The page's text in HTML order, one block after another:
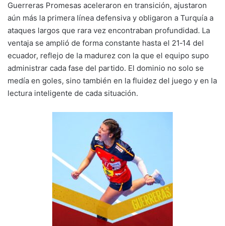
Guerreras Promesas aceleraron en transición, ajustaron
aún más la primera línea defensiva y obligaron a Turquía a
ataques largos que rara vez encontraban profundidad. La
ventaja se amplió de forma constante hasta el 21‑14 del
ecuador, reflejo de la madurez con la que el equipo supo
administrar cada fase del partido. El dominio no solo se
medía en goles, sino también en la fluidez del juego y en la
lectura inteligente de cada situación.